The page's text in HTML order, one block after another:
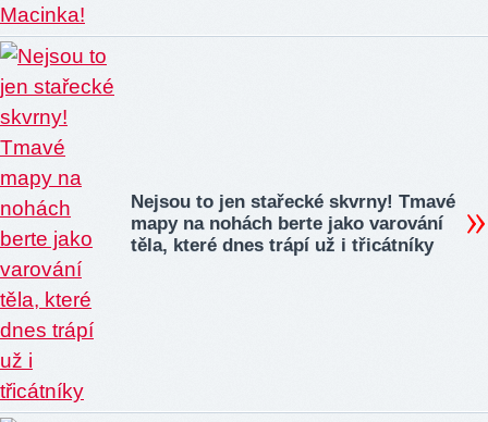
Nejsou to jen stařecké skvrny! Tmavé
mapy na nohách berte jako varování
těla, které dnes trápí už i třicátníky